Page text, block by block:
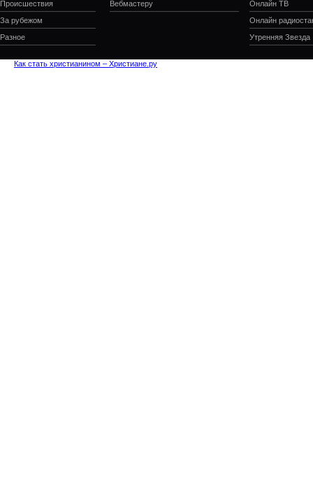
Происшествия
За рубежом
Разное
Вебмастеру
Онлайн ТВ
Онлайн
Утренняя Звезда
Как стать христианином – Христиане.ру